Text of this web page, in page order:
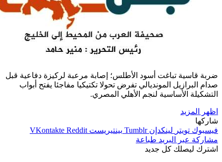
قاسية تباغت أسود الأطلس؛ إصابة مرعبة لركيزة دفاعية قبل
البرازيل المونديالي تفرض تحولا تكتيكيا مفاجئا يفتح أبواب
الأساسية لنجم الأهلي المصري.
المزيد
تويتر لينكدإن بينتيريست
عبر البريد طباعة
ليصلك كل جديد